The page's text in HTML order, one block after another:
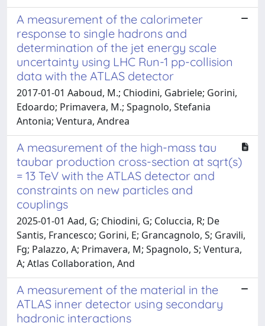
A measurement of the calorimeter
response to single hadrons and
determination of the jet energy scale
uncertainty using LHC Run-1 pp-collision
data with the ATLAS detector
2017-01-01 Aaboud, M.; Chiodini, Gabriele; Gorini,
Edoardo; Primavera, M.; Spagnolo, Stefania
Antonia; Ventura, Andrea
A measurement of the high-mass tau
taubar production cross-section at sqrt(s)
= 13 TeV with the ATLAS detector and
constraints on new particles and
couplings
2025-01-01 Aad, G; Chiodini, G; Coluccia, R; De
Santis, Francesco; Gorini, E; Grancagnolo, S; Gravili,
Fg; Palazzo, A; Primavera, M; Spagnolo, S; Ventura,
A; Atlas Collaboration, And
A measurement of the material in the
ATLAS inner detector using secondary
hadronic interactions